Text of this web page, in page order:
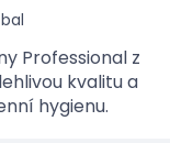
Professional z
kvalitu a
hygienu.